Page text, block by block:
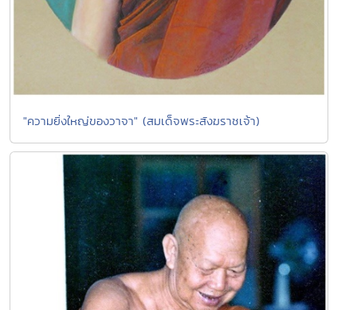
"ความยิ่งใหญ่ของวาจา" (สมเด็จพระสังฆราชเจ้า)